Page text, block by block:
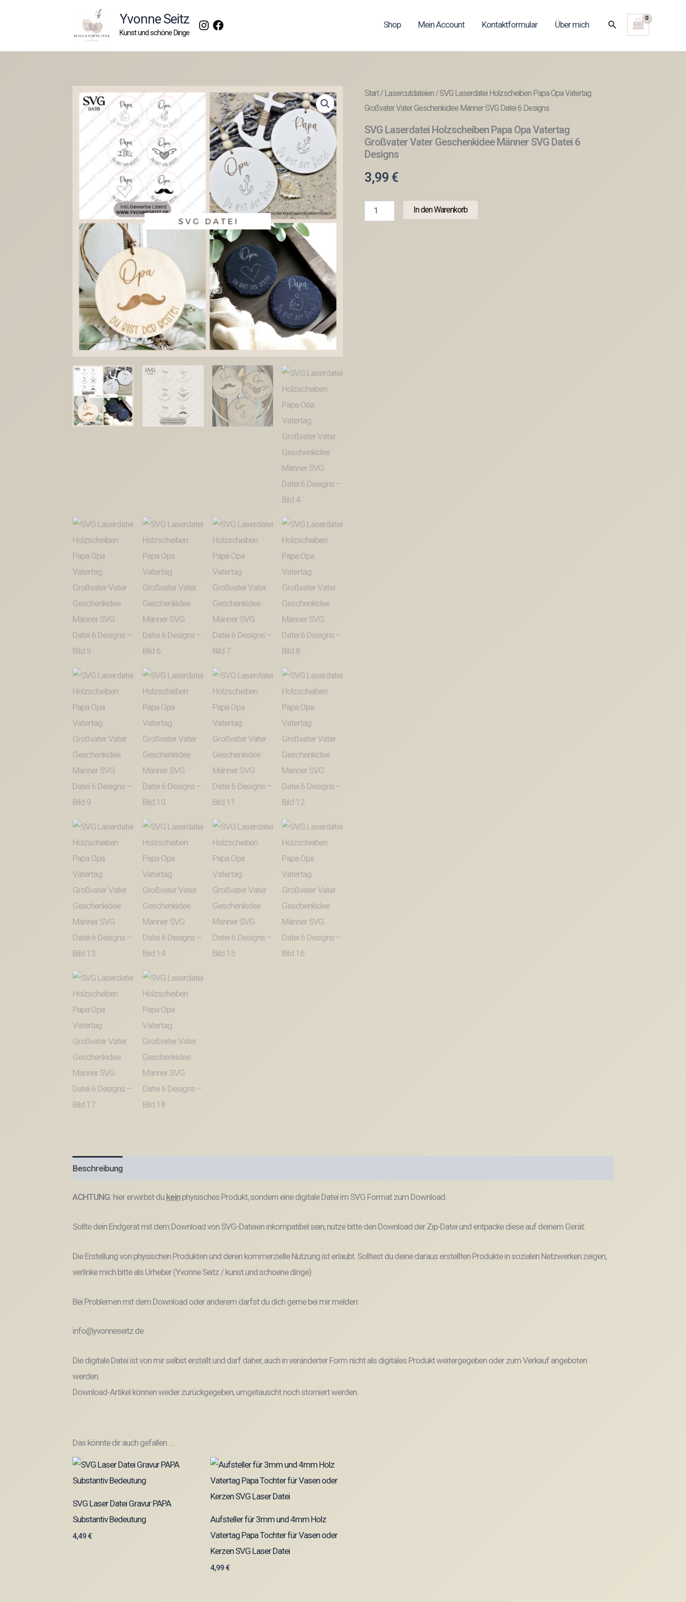
Yvonne Seitz
Kunst und schöne Dinge
Shop Mein Account Kontaktformular Über mich Suchen
Start/Lasercutdateien/ SVG Laserdatei Holzscheiben Papa Opa Vatertag
Großvater Vater Geschenkidee Männer SVG Datei 6 Designs
SVG Laserdatei Holzscheiben Papa Opa Vatertag
Großvater Vater Geschenkidee Männer SVG Datei 6
Designs
3,99 €
Laserdatei
In den Warenkorb
Beschreibung
ACHTUNG: hier erwirbst du kein physisches Produkt, sondern eine digitale Datei im SVG Format zum Download.
Sollte dein Endgerät mit dem Download von SVG-Dateien inkompatibel sein, nutze bitte den Download der Zip-Datei und entpacke diese auf deinem Gerät.
Die Erstellung von physischen Produkten und deren kommerzielle Nutzung ist erlaubt. Solltest du deine daraus erstellten Produkte in sozialen Netzwerken zeigen,
verlinke mich bitte als Urheber (Yvonne Seitz / kunst.und.schoene.dinge)
Bei Problemen mit dem Download oder anderem darfst du dich gerne bei mir melden:
info@yvonneseitz.de
Die digitale Datei ist von mir selbst erstellt und darf daher, auch in veränderter Form nicht als digitales Produkt weitergegeben oder zum Verkauf angeboten
werden.
Download-Artikel können weder zurückgegeben, umgetauscht noch storniert werden.
Das könnte dir auch gefallen …
SVG Laser Datei Gravur PAPA
Substantiv Bedeutung
4,49€
Aufsteller für 3mm und 4mm Holz
Vatertag Papa Tochter für Vasen oder
Kerzen SVG Laser Datei
4,99€